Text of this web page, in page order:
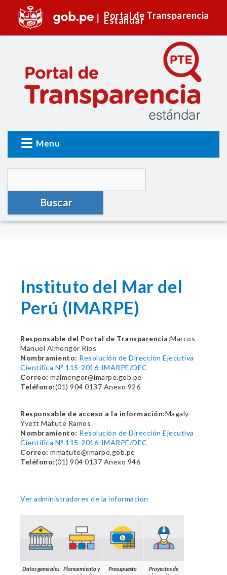
Portal de Transparencia
Estándar
Menu
Buscar
Instituto del Mar del
Perú (IMARPE)
Responsable del Portal de Transparencia:Marcos
Manuel Almengor Rios
Nombramiento: Resolución de Dirección Ejecutiva
Científica N° 115-2016-IMARPE/DEC
Correo: malmengor@imarpe.gob.pe
Teléfono:(01) 904 0137 Anexo 926
Responsable de acceso a la información:Magaly
Yvett Matute Ramos
Nombramiento: Resolución de Dirección Ejecutiva
Científica N° 115-2016-IMARPE/DEC
Correo: mmatute@imarpe.gob.pe
Teléfono:(01) 904 0137 Anexo 946
Ver administradores de la información
Datos generales
Planeamiento y
Presupuesto
Proyectos de